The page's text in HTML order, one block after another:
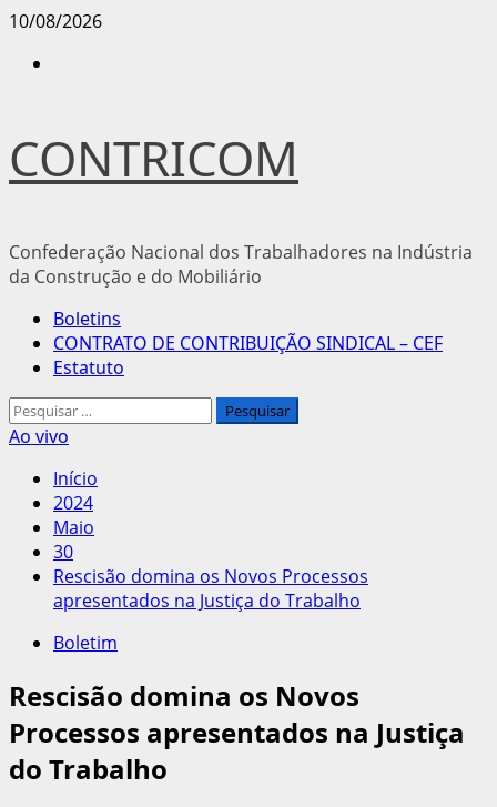
Avançar
10/08/2026
CONTRICOM
Confederação Nacional dos Trabalhadores na Indústria
da Construção e do Mobiliário
Menu
principal
Boletins
CONTRATO DE CONTRIBUIÇÃO SINDICAL – CEF
Estatuto
Pesquisar
por:
Ao vivo
Início
2024
Maio
30
Rescisão domina os Novos Processos
apresentados na Justiça do Trabalho
Boletim
Rescisão domina os Novos
Processos apresentados na Justiça
do Trabalho